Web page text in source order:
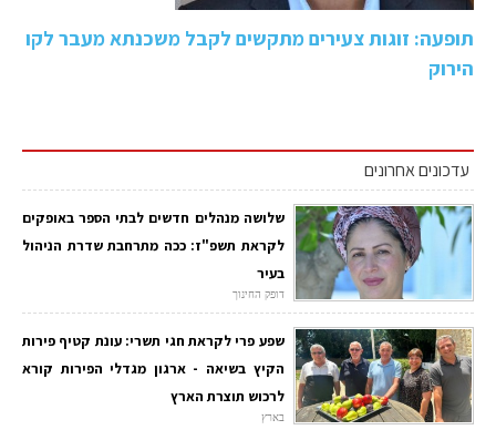
תופעה: זוגות צעירים מתקשים לקבל משכנתא מעבר לקו
הירוק
עדכונים אחרונים
שלושה מנהלים חדשים לבתי הספר באופקים
לקראת תשפ"ז: ככה מתרחבת שדרת הניהול
בעיר
דופק החינוך
שפע פרי לקראת חגי תשרי: עונת קטיף פירות
הקיץ בשיאה - ארגון מגדלי הפירות קורא
לרכוש תוצרת הארץ
בארץ